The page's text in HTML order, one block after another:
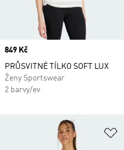
Price
849 Kč
PRŮSVITNÉ TÍLKO SOFT LUX
Ženy Sportswear
2 barvy/ev